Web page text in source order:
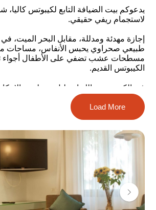
يدعوكم بيت الضيافة التابع لكيبوتس كاليا،
لاستجمام ريفي حقيقي.
إجازة مهدئة ومدللة، مقابل البحر الميت،
طبيعي صحراوي يحبس الأنفاس، مساحات
مسطحات عشب تضفي على الأطفال أجواء
الكيبوتس القديم.
في الكيبوتس هنالك اسطبل وحظيرة
بصورة ذاتية والاستمتاع بالإجواء الريفية
كذلك، بالإمكان السباحة في البحر الميت،
المنطقة في مواقع مثيرة ومناظر صحراوية
تشكيلة غنية من التجارب، لاختياركم
لن تصدقوا كم هذا قريب! فقط نصف ساعة
وساعة وربع من تل أبيب المكتظة.
ندعوكم لتغيير الجو والقدوم إلى الهدوء،
المتواصل، هنا لدينا في البحر الميت في
Load More